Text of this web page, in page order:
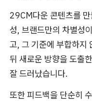
29CM다운 콘텐츠를
성, 브랜드만의 차별성
고, 그 기준에 부합하지
뒤 새로운 방향을 도출
잘 드러났습니다.
또한 피드백을 단순히